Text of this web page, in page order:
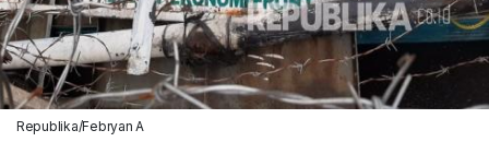
Republika/Febryan A